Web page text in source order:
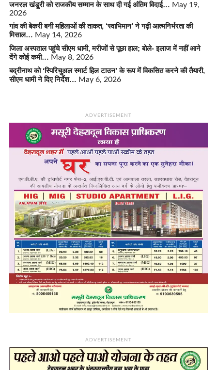
जनरल खंडूरी को राजकीय सम्मान के साथ दी गई अंतिम विदाई… May 19,
2026
गांव की बेकरी बनी महिलाओं की ताकत, ‘स्वाभिमान’ ने गढ़ी आत्मनिर्भरता की
मिसाल… May 14, 2026
जिला अस्पताल पहुंचे सीएम धामी, मरीजों से पूछा हाल; बोले- इलाज में नहीं आने
देंगे कोई कमी… May 8, 2026
बद्रीनाथ को ‘स्पिरिचुअल स्मार्ट हिल टाउन’ के रूप में विकसित करने की तैयारी,
सीएम धामी ने दिए निर्देश… May 6, 2026
ADVERTISEMENT
ADVERTISEMENT